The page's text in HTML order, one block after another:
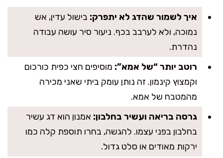
איך לשמור שהדג לא יתפרק: בישול עדין, אש
נמוכה, ולא לערבב בכף. ניעור סיר עושה עבודה
נהדרת.
רוטב יותר “של אמא”: מוסיפים חצי כפית כורכום
וקמצוץ קינמון. זה נותן עומק ביתי שאני מכירה
מהמטבח של אמא.
גרסה בריאה ועשיר בחלבון: אמנון הוא דג עשיר
בחלבון בפני עצמו. להגשה, בחרו תוספת קלה כמו
ירקות מאודים או סלט גדול.